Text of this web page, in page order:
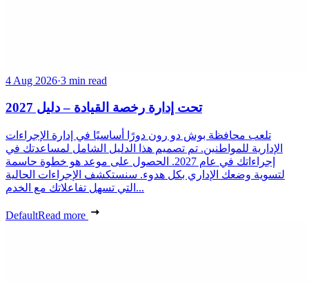
4 Aug 2026·3 min read
تحت إدارة رخصة القيادة – دليل 2027
تلعب محافظة بوش دو رون دورًا أساسيًا في إدارة الإجراءات
الإدارية للمواطنين. تم تصميم هذا الدليل الشامل لمساعدتك في
إجراءاتك في عام 2027. الحصول على موعد هو خطوة حاسمة
لتسوية وضعك الإداري بكل هدوء. سنستكشف الإجراءات الحالية
التي تسهل تفاعلاتك مع الخدم...
DefaultRead more